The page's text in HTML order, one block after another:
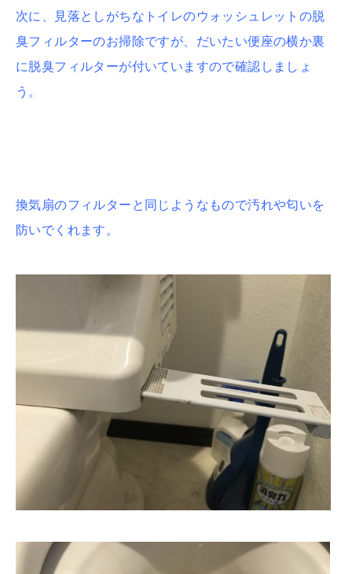
次に、見落としがちなトイレのウォッシュレットの脱
臭フィルターのお掃除ですが、だいたい便座の横か裏
に脱臭フィルターが付いていますので確認しましょ
う。
換気扇のフィルターと同じようなもので汚れや匂いを
防いでくれます。